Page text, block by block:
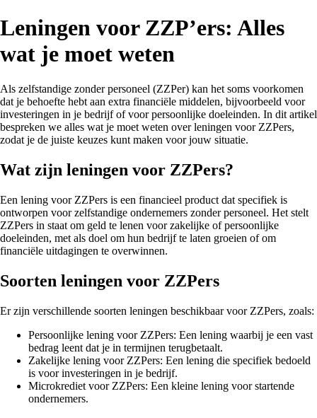
Leningen voor ZZP’ers: Alles
wat je moet weten
Als zelfstandige zonder personeel (ZZPer) kan het soms voorkomen
dat je behoefte hebt aan extra financiële middelen, bijvoorbeeld voor
investeringen in je bedrijf of voor persoonlijke doeleinden. In dit artikel
bespreken we alles wat je moet weten over leningen voor ZZPers,
zodat je de juiste keuzes kunt maken voor jouw situatie.
Wat zijn leningen voor ZZPers?
Een lening voor ZZPers is een financieel product dat specifiek is
ontworpen voor zelfstandige ondernemers zonder personeel. Het stelt
ZZPers in staat om geld te lenen voor zakelijke of persoonlijke
doeleinden, met als doel om hun bedrijf te laten groeien of om
financiële uitdagingen te overwinnen.
Soorten leningen voor ZZPers
Er zijn verschillende soorten leningen beschikbaar voor ZZPers, zoals:
Persoonlijke lening voor ZZPers: Een lening waarbij je een vast
bedrag leent dat je in termijnen terugbetaalt.
Zakelijke lening voor ZZPers: Een lening die specifiek bedoeld
is voor investeringen in je bedrijf.
Microkrediet voor ZZPers: Een kleine lening voor startende
ondernemers.